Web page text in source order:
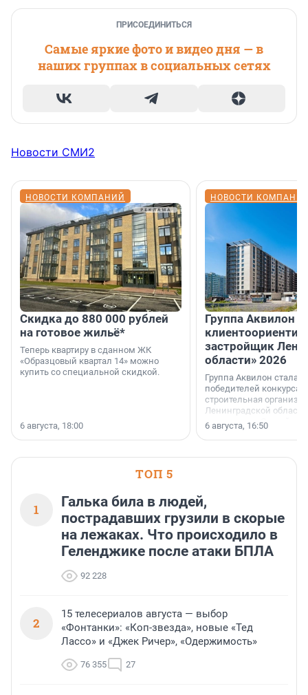
ПРИСОЕДИНИТЬСЯ
Самые яркие фото и видео дня — в
наших группах в социальных сетях
Новости СМИ2
НОВОСТИ КОМПАНИЙ
Скидка до 880 000 рублей
на готовое жильё*
Теперь квартиру в сданном ЖК
«Образцовый квартал 14» можно
купить со специальной скидкой.
6 августа, 18:00
НОВОСТИ
Группа Аквилон
застройщик
области» 2026
Группа Аквилон стала
победителей конкурса
строительная
Ленинградской области
номинации «Самый
застройщик
6 августа, 16:50
ТОП 5
1
Галька била в людей,
пострадавших грузили в скорые
на лежаках. Что происходило в
Геленджике после атаки БПЛА
92 228
2
15 телесериалов августа — выбор
«Фонтанки»: «Коп-звезда», новые «Тед
Лассо» и «Джек Ричер», «Одержимость»
76 355 27